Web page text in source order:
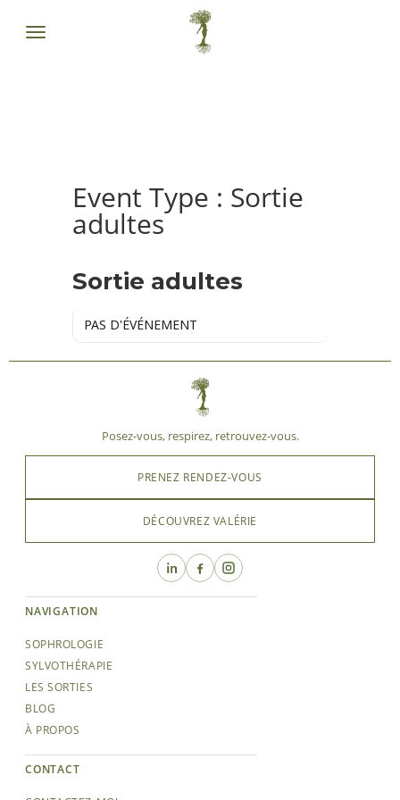
Event Type : Sortie
adultes
Sortie adultes
PAS D'ÉVÉNEMENT
Posez-vous, respirez, retrouvez-vous.
PRENEZ RENDEZ-VOUS
DÉCOUVREZ VALÉRIE
NAVIGATION
SOPHROLOGIE
SYLVOTHÉRAPIE
LES SORTIES
BLOG
À PROPOS
CONTACT